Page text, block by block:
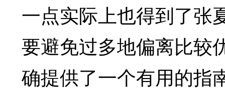
一点实际上也得到了张
要避免过多地偏离比较
确提供了一个有用的指